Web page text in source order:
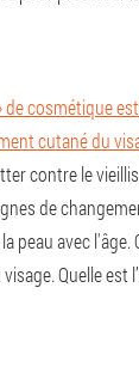
de cosmétique
cutané du
contre le
de
peau avec
Quelle est